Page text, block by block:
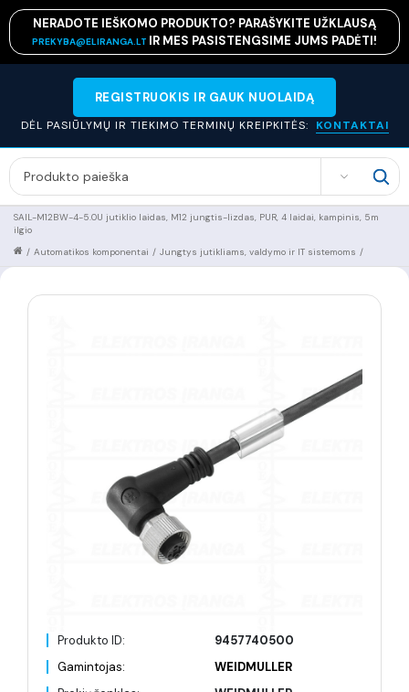
NERADOTE IEŠKOMO PRODUKTO? PARAŠYKITE UŽKLAUSĄ
PREKYBA@ELIRANGA.LT IR MES PASISTENGSIME JUMS PADĖTI!
REGISTRUOKIS IR GAUK NUOLAIDĄ
DĖL PASIŪLYMŲ IR TIEKIMO TERMINŲ KREIPKITĖS: KONTAKTAI
SEARCH
SAIL-M12BW-4-5.0U jutiklio laidas, M12 jungtis-lizdas, PUR, 4 laidai, kampinis, 5m
ilgio
/
Jungtys jutikliams, valdymo ir IT sistemoms
/
Automatikos komponentai
/
Produkto ID:
9457740500
Gamintojas:
WEIDMULLER